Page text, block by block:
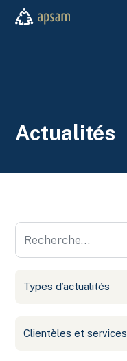
Aller au contenu principal
Actualités
Types d’actualités
Clientèles et services